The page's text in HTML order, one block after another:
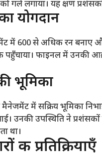
गले लगाया। यह क्षण
योगदान
में 600 से अधिक रन बनाए
पहुँचाया। फाइनल में उनकी
भूमिका
में सक्रिय भूमिका
उनकी उपस्थिति ने
था।
की प्रतिक्रियाएँ